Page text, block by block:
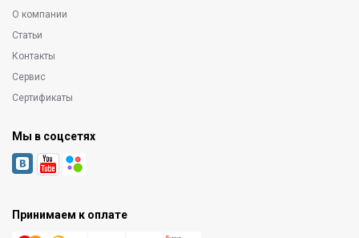
О компании
Статьи
Контакты
Сервис
Сертификаты
Мы в соцсетях
Принимаем к оплате